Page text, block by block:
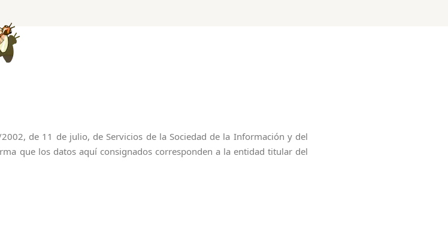
de 11 de julio, de Servicios de la Sociedad de la Información y del
que los datos aquí consignados corresponden a la entidad titular del